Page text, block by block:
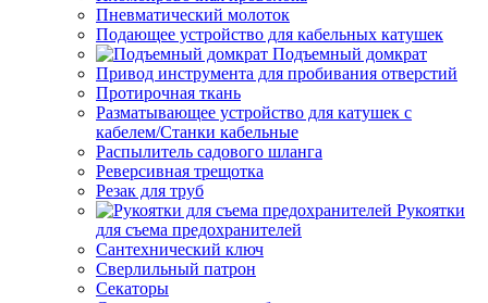
Пневматический молоток
Подающее устройство для кабельных катушек
Подъемный домкрат
Привод инструмента для пробивания отверстий
Протирочная ткань
Разматывающее устройство для катушек с
кабелем/Станки кабельные
Распылитель садового шланга
Реверсивная трещотка
Резак для труб
Рукоятки
для съема предохранителей
Сантехнический ключ
Сверлильный патрон
Секаторы